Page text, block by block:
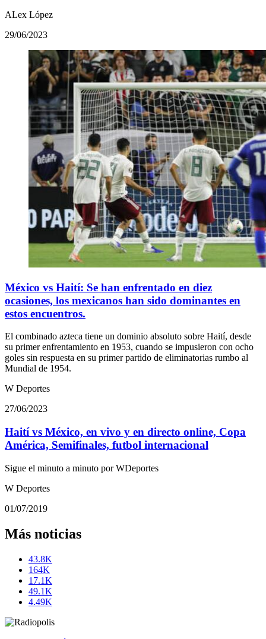
ALex López
29/06/2023
México vs Haití: Se han enfrentado en diez
ocasiones, los mexicanos han sido dominantes en
estos encuentros.
El combinado azteca tiene un dominio absoluto sobre Haití, desde
su primer enfrentamiento en 1953, cuando se impusieron con ocho
goles sin respuesta en su primer partido de eliminatorias rumbo al
Mundial de 1954.
W Deportes
27/06/2023
Haití vs México, en vivo y en directo online, Copa
América, Semifinales, futbol internacional
Sigue el minuto a minuto por WDeportes
W Deportes
01/07/2019
Más noticias
43.8K
164K
17.1K
49.1K
4.49K